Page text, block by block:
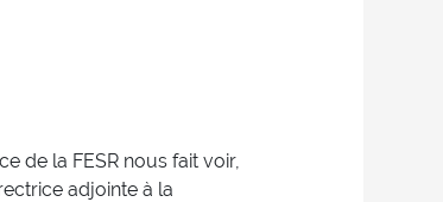
de la FESR nous fait voir,
adjointe à la